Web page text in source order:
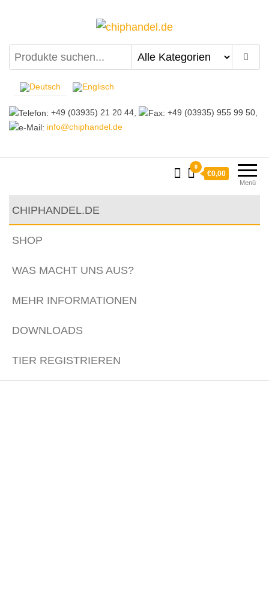
chiphandel.de
+49 (03935) 21 20 44,
+49 (03935) 955 99 50,
info@chiphandel.de
Menü
0
€0,00
CHIPHANDEL.DE
SHOP
WAS MACHT UNS AUS?
MEHR INFORMATIONEN
DOWNLOADS
TIER REGISTRIEREN